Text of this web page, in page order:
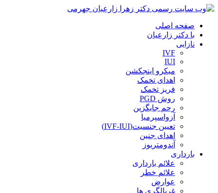
صفحه اصلی
با دکتر زارعیان
نازایی
IVF
IUI
میکرو اینجکشن
اهدای تخمک
فریز تخمک
روش PGD
رحم جایگزین
آزواسپرمیا
تعیین جنسیت(IVF-IUI)
اهدای جنین
آندومتریوز
بارداری
علائم بارداری
علائم خطر
عوارض
غربالگری ها